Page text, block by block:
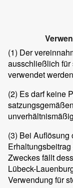
(1) Der
ausschließlich für
verwendet
(2) Es darf keine
(3) Bei Auflösung
Zweckes fällt
Lübeck-
Verwendung für